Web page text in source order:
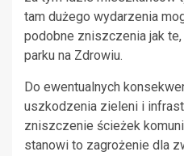
tam dużego wydarzenia
podobne zniszczenia jak
parku na Zdrowiu.
Do ewentualnych
uszkodzenia zieleni i
zniszczenie ścieżek
stanowi to zagrożenie dla